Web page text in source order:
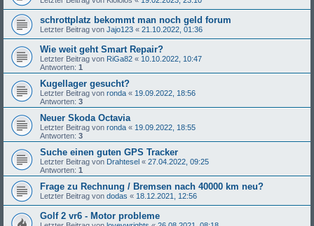
schrottplatz bekommt man noch geld forum
Letzter Beitrag von Jajo123 « 21.10.2022, 01:36
Wie weit geht Smart Repair?
Letzter Beitrag von RiGa82 « 10.10.2022, 10:47
Antworten: 1
Kugellager gesucht?
Letzter Beitrag von ronda « 19.09.2022, 18:56
Antworten: 3
Neuer Skoda Octavia
Letzter Beitrag von ronda « 19.09.2022, 18:55
Antworten: 3
Suche einen guten GPS Tracker
Letzter Beitrag von Drahtesel « 27.04.2022, 09:25
Antworten: 1
Frage zu Rechnung / Bremsen nach 40000 km neu?
Letzter Beitrag von dodas « 18.12.2021, 12:56
Golf 2 vr6 - Motor probleme